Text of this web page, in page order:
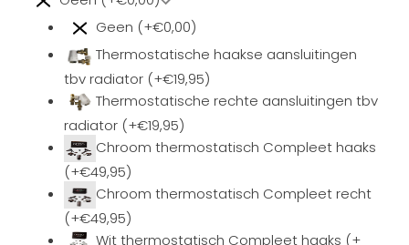
Geen (+€0,00)
Thermostatische haakse aansluitingen
tbv radiator (+€19,95)
Thermostatische rechte aansluitingen tbv
radiator (+€19,95)
Chroom thermostatisch Compleet haaks
(+€49,95)
Chroom thermostatisch Compleet recht
(+€49,95)
Wit thermostatisch Compleet haaks (+